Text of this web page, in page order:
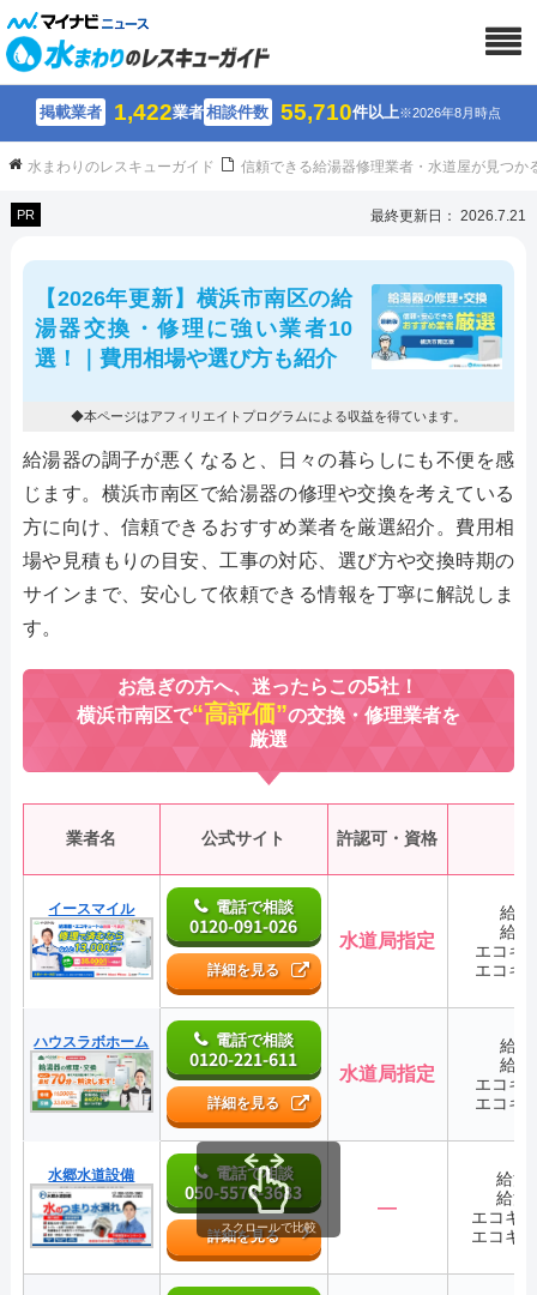
掲載業者 1,422業者相談件数 55,710件以上※2026年8月時点
水まわりのレスキューガイド 信頼できる給湯器修理業者・水道屋が見つか
PR 最終更新日： 2026.7.21
【2026年更新】横浜市南区の給
湯器交換・修理に強い業者10
選！｜費用相場や選び方も紹介
◆本ページはアフィリエイトプログラムによる収益を得ています。
給湯器の調子が悪くなると、日々の暮らしにも不便を感
じます。横浜市南区で給湯器の修理や交換を考えている
方に向け、信頼できるおすすめ業者を厳選紹介。費用相
場や見積もりの目安、工事の対応、選び方や交換時期の
サインまで、安心して依頼できる情報を丁寧に解説しま
す。
お急ぎの方へ、迷ったらこの5社！
横浜市南区で“高評価”の交換・修理業者を
厳選
業者名 公式サイト 許認可・資格
イースマイル 電話で相談
0120-091-026
詳細を見る
水道局指定
給
給
エコキ
エコキ
ハウスラボホーム 電話で相談
0120-221-611
詳細を見る
水道局指定
給
給
エコキ
エコキ
水郷水道設備 電話で相談
050-5578-3683
詳細を見る
―
給湯
給湯
エコキ
エコキ
スクロールで比較